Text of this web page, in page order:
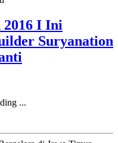
I Ini
Suryanation
...